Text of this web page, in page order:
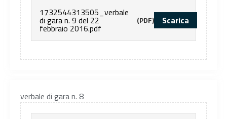
1732544313505_verbale
di gara n. 9 del 22
febbraio 2016.pdf
(PDF) Scarica
verbale di gara n. 8